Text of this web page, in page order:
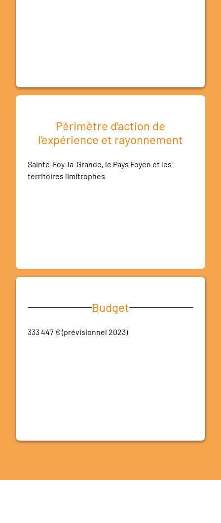
Périmètre d’action de
l’expérience et rayonnement
Sainte-Foy-la-Grande, le Pays Foyen et les
territoires limitrophes
Budget
333 447 € (prévisionnel 2023)